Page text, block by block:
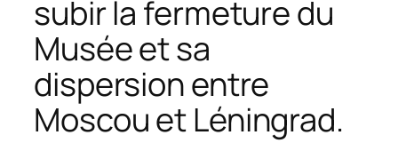
subir la fermeture du
Musée et sa
dispersion entre
Moscou et Léningrad.